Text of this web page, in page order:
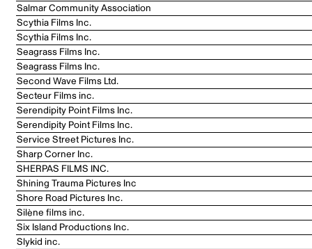
Salmar Community Association
Scythia Films Inc.
Scythia Films Inc.
Seagrass Films Inc.
Seagrass Films Inc.
Second Wave Films Ltd.
Secteur Films inc.
Serendipity Point Films Inc.
Serendipity Point Films Inc.
Service Street Pictures Inc.
Sharp Corner Inc.
SHERPAS FILMS INC.
Shining Trauma Pictures Inc
Shore Road Pictures Inc.
Silène films inc.
Six Island Productions Inc.
Slykid inc.